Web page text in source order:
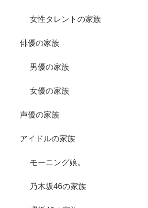
女性タレントの家族
俳優の家族
男優の家族
女優の家族
声優の家族
アイドルの家族
モーニング娘。
乃木坂46の家族